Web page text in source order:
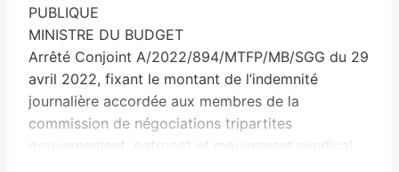
PUBLIQUE
MINISTRE DU BUDGET
Arrêté Conjoint A/2022/894/MTFP/MB/SGG du 29
avril 2022, fixant le montant de l’indemnité
journalière accordée aux membres de la
commission de négociations tripartites
gouvernement, patronat et mouvement syndical